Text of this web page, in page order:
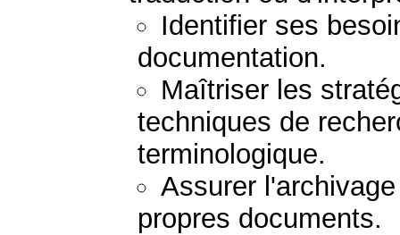
Identifier ses
documentation.
Maîtriser les
techniques de
terminologique.
Assurer
propres documents.